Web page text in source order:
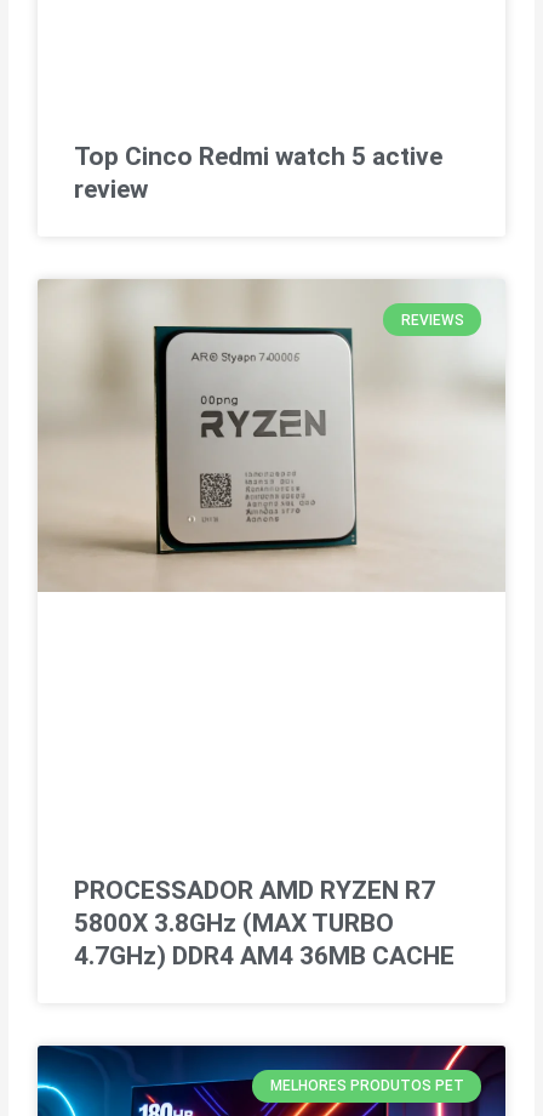
Top Cinco Redmi watch 5 active
review
REVIEWS
PROCESSADOR AMD RYZEN R7
5800X 3.8GHz (MAX TURBO
4.7GHz) DDR4 AM4 36MB CACHE
MELHORES PRODUTOS PET